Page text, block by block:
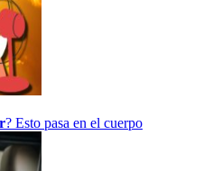
? Esto pasa en el cuerpo